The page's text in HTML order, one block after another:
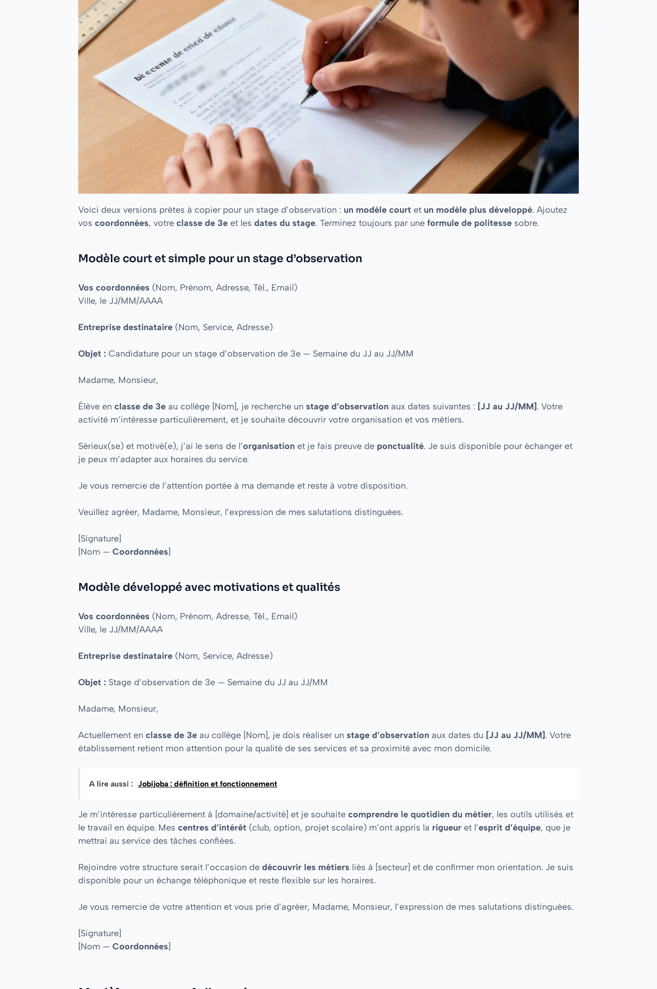
Voici deux versions prêtes à copier pour un stage d’observation : un modèle court et un modèle plus développé. Ajoutez
vos coordonnées, votre classe de 3e et les dates du stage. Terminez toujours par une formule de politesse sobre.
Modèle court et simple pour un stage d’observation
Vos coordonnées (Nom, Prénom, Adresse, Tél., Email)
Ville, le JJ/MM/AAAA
Entreprise destinataire (Nom, Service, Adresse)
Objet : Candidature pour un stage d’observation de 3e — Semaine du JJ au JJ/MM
Madame, Monsieur,
Élève en classe de 3e au collège [Nom], je recherche un stage d’observation aux dates suivantes : [JJ au JJ/MM]. Votre
activité m’intéresse particulièrement, et je souhaite découvrir votre organisation et vos métiers.
Sérieux(se) et motivé(e), j’ai le sens de l’organisation et je fais preuve de ponctualité. Je suis disponible pour échanger et
je peux m’adapter aux horaires du service.
Je vous remercie de l’attention portée à ma demande et reste à votre disposition.
Veuillez agréer, Madame, Monsieur, l’expression de mes salutations distinguées.
[Signature]
[Nom — Coordonnées]
Modèle développé avec motivations et qualités
Vos coordonnées (Nom, Prénom, Adresse, Tél., Email)
Ville, le JJ/MM/AAAA
Entreprise destinataire (Nom, Service, Adresse)
Objet : Stage d’observation de 3e — Semaine du JJ au JJ/MM
Madame, Monsieur,
Actuellement en classe de 3e au collège [Nom], je dois réaliser un stage d’observation aux dates du [JJ au JJ/MM]. Votre
établissement retient mon attention pour la qualité de ses services et sa proximité avec mon domicile.
A lire aussi : Jobijoba : définition et fonctionnement
Je m’intéresse particulièrement à [domaine/activité] et je souhaite comprendre le quotidien du métier, les outils utilisés et
le travail en équipe. Mes centres d’intérêt (club, option, projet scolaire) m’ont appris la rigueur et l’esprit d’équipe, que je
mettrai au service des tâches confiées.
Rejoindre votre structure serait l’occasion de découvrir les métiers liés à [secteur] et de confirmer mon orientation. Je suis
disponible pour un échange téléphonique et reste flexible sur les horaires.
Je vous remercie de votre attention et vous prie d’agréer, Madame, Monsieur, l’expression de mes salutations distinguées.
[Signature]
[Nom — Coordonnées]